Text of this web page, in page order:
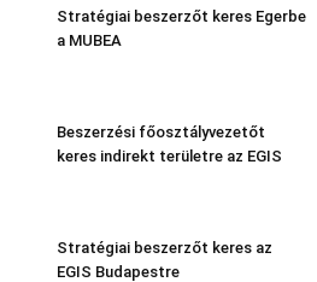
Stratégiai beszerzőt keres Egerbe
a MUBEA
Beszerzési főosztályvezetőt
keres indirekt területre az EGIS
Stratégiai beszerzőt keres az
EGIS Budapestre